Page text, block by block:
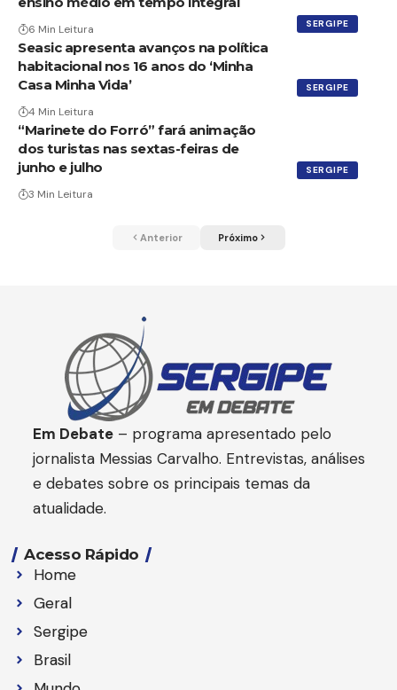
SERGIPE
6 Min Leitura
SERGIPE
Seasic apresenta avanços na política
habitacional nos 16 anos do ‘Minha
Casa Minha Vida’
4 Min Leitura
SERGIPE
“Marinete do Forró” fará animação
dos turistas nas sextas-feiras de
junho e julho
3 Min Leitura
Anterior Próximo
Em Debate – programa apresentado pelo
jornalista Messias Carvalho. Entrevistas, análises
e debates sobre os principais temas da
atualidade.
Acesso Rápido
Home
Geral
Sergipe
Brasil